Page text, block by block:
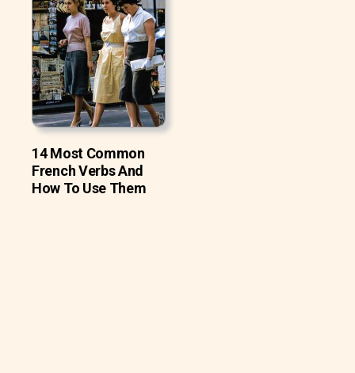
14 Most Common
French Verbs And
How To Use Them